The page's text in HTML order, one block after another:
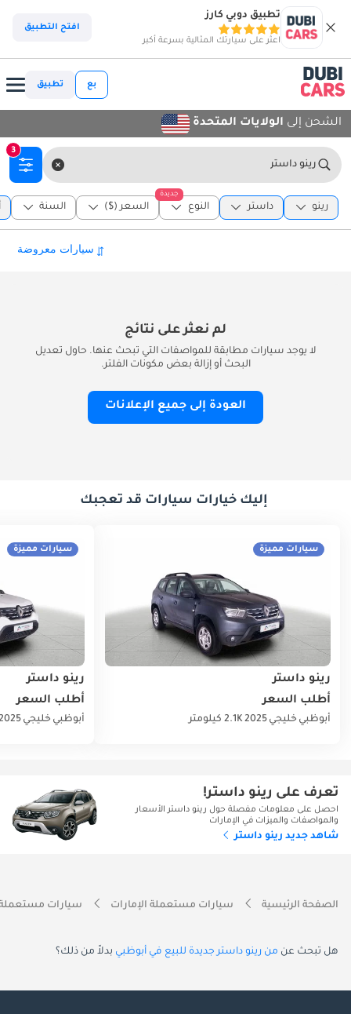
تطبيق دوبي كارز
اعثر على سيارتك المثالية بسرعة أكبر
افتح التطبيق
بع تطبيق
الشحن إلى الولايات المتحدة
رينو داستر
3
رينو داستر
جديدة
النوع السعر ($) السنة
لم نعثر على نتائج
لا يوجد سيارات مطابقة للمواصفات التي تبحث عنها. حاول تعديل
البحث أو إزالة بعض مكونات الفلتر.
العودة إلى جميع الإعلانات
إليك خيارات سيارات قد تعجبك
سيارات مميزة
رينو داستر
أطلب السعر
أبوظبي خليجي 20252.1K كيلومتر
سيارات مميزة
رينو داستر
أطلب السعر
أبوظبي خليجي
تعرف على رينو داستر!
احصل على معلومات مفصلة حول رينو داستر الأسعار
والمواصفات والميزات في الإمارات
شاهد جديد رينو داستر
الصفحة الرئيسية سيارات مستعملة الإمارات سيارات
هل تبحث عن من رينو داستر جديدة للبيع في أبوظبي بدلاً من ذلك؟